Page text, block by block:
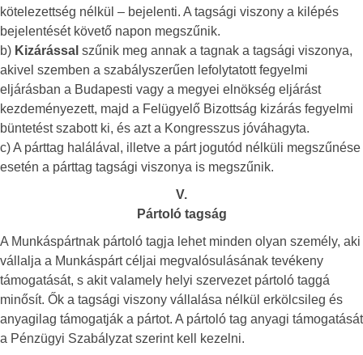
kötelezettség nélkül – bejelenti. A tagsági viszony a kilépés
bejelentését követő napon megszűnik.
b) Kizárással szűnik meg annak a tagnak a tagsági viszonya,
akivel szemben a szabályszerűen lefolytatott fegyelmi
eljárásban a Budapesti vagy a megyei elnökség eljárást
kezdeményezett, majd a Felügyelő Bizottság kizárás fegyelmi
büntetést szabott ki, és azt a Kongresszus jóváhagyta.
c) A párttag halálával, illetve a párt jogutód nélküli megszűnése
esetén a párttag tagsági viszonya is megszűnik.
V.
Pártoló tagság
A Munkáspártnak pártoló tagja lehet minden olyan személy, aki
vállalja a Munkáspárt céljai megvalósulásának tevékeny
támogatását, s akit valamely helyi szervezet pártoló taggá
minősít. Ők a tagsági viszony vállalása nélkül erkölcsileg és
anyagilag támogatják a pártot. A pártoló tag anyagi támogatását
a Pénzügyi Szabályzat szerint kell kezelni.